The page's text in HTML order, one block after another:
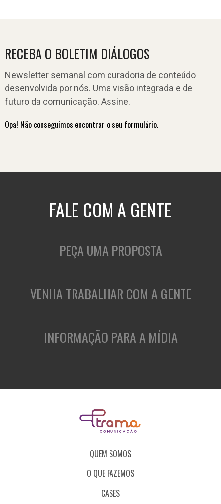
RECEBA O BOLETIM DIÁLOGOS
Newsletter semanal com curadoria de conteúdo
desenvolvida por nós. Uma visão integrada e de
futuro da comunicação. Assine.
Opa! Não conseguimos encontrar o seu formulário.
FALE COM A GENTE
PEÇA UMA PROPOSTA
VENHA TRABALHAR COM A GENTE
INFORMAÇÃO PARA A MÍDIA
QUEM SOMOS
O QUE FAZEMOS
CASES